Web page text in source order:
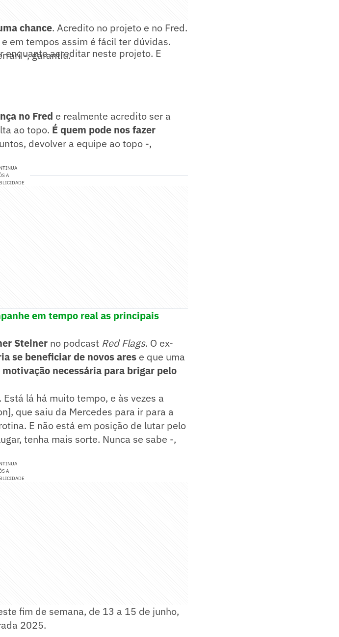
chance. Acredito no projeto e no Fred.
em tempos assim é fácil ter dúvidas.
-, garantiu.
enquanto acreditar neste projeto. E
no Fred e realmente acredito ser a
ao topo. É quem pode nos fazer
devolver a equipe ao topo -,
A
em tempo real as principais
Steiner no podcast Red Flags. O ex-
se beneficiar de novos ares e que uma
motivação necessária para brigar pelo
. Está lá há muito tempo, e às vezes a
que saiu da Mercedes para ir para a
E não está em posição de lutar pelo
tenha mais sorte. Nunca se sabe -,
A
fim de semana, de 13 a 15 de junho,
2025.